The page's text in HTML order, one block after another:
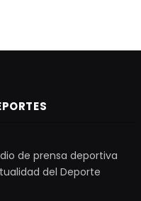
de prensa deportiva
del Deporte